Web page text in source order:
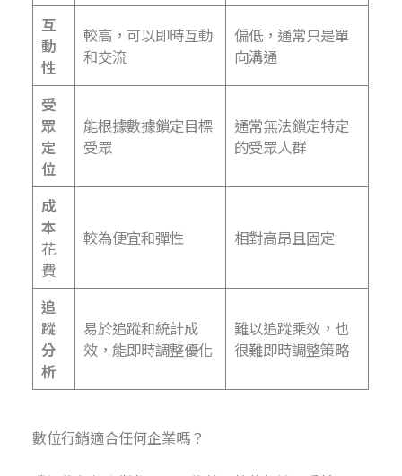
互
動
性
較高，可以即時互動
和交流
偏低，通常只是單
向溝通
受
眾
定
位
能根據數據鎖定目標
受眾
通常無法鎖定特定
的受眾人群
成
本
花
費
較為便宜和彈性 相對高昂且固定
追
蹤
分
析
易於追蹤和統計成
效，能即時調整優化
難以追蹤乘效，也
很難即時調整策略
數位行銷適合任何企業嗎？